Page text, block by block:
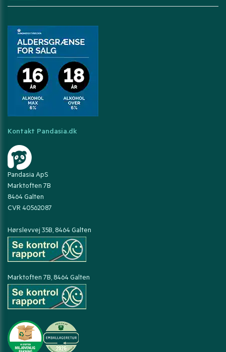
Kontakt Pandasia.dk
Pandasia ApS
Marktoften 7B
8464 Galten
CVR 40562087
Hørslevvej 35B, 8464 Galten
Marktoften 7B, 8464 Galten